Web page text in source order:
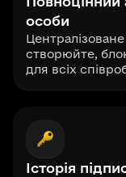
особи
створюйте,
для всіх
Історія